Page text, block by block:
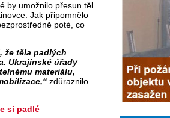
by umožnilo přesun těl
Jak připomnělo
poté, co
že těla padlých
Ukrajinské úřady
materiálu,
zdůraznilo
si padlé